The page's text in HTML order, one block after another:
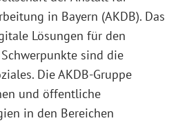
in Bayern (AKDB). Das
Lösungen für den
sind die
Die AKDB-Gruppe
und öffentliche
in den Bereichen